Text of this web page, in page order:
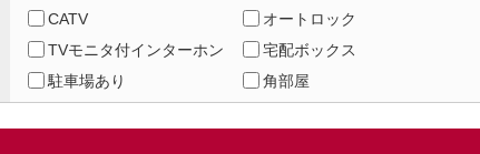
CATV
オートロック
TVモニタ付インターホン
宅配ボックス
駐車場あり
角部屋